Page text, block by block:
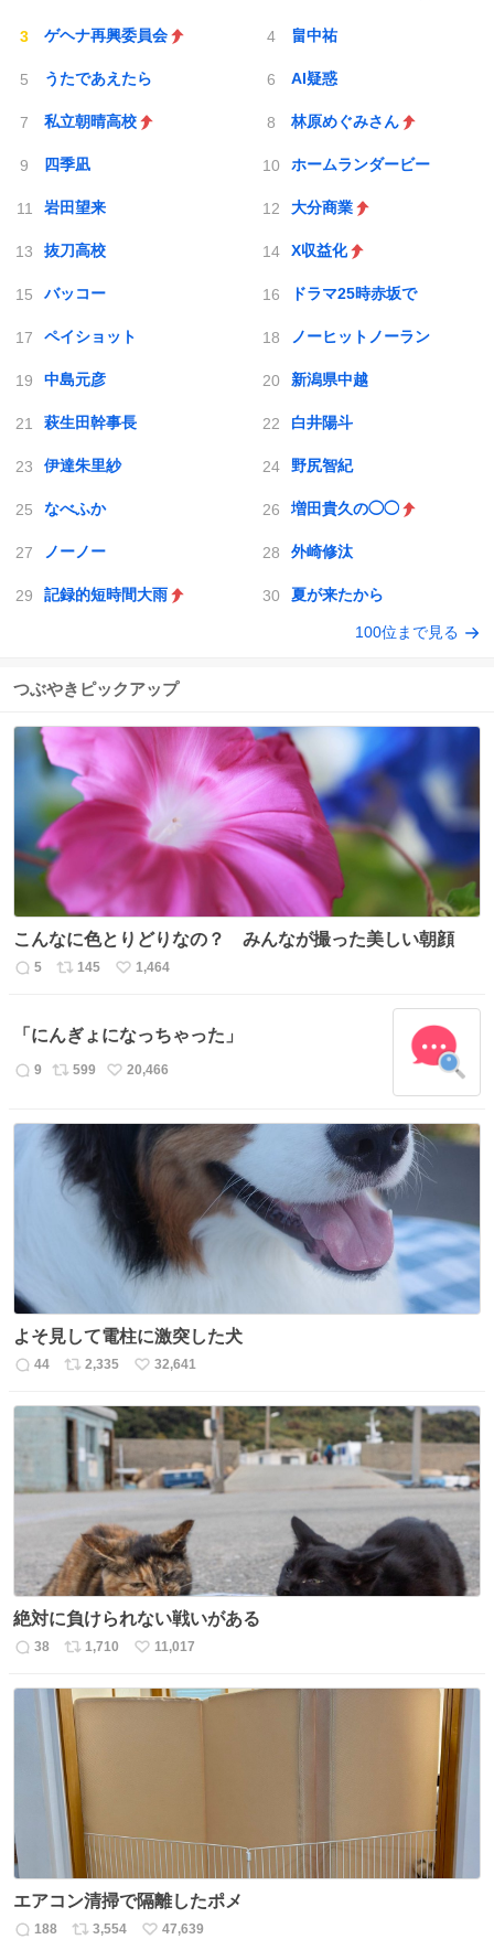
ゲヘナ再興委員会 畠中祐
うたであえたら AI疑惑
私立朝晴高校 林原めぐみさん
四季凪 ホームランダービー
岩田望来 大分商業
抜刀高校 X収益化
バッコー ドラマ25時赤坂で
ペイショット ノーヒットノーラン
中島元彦 新潟県中越
萩生田幹事長 白井陽斗
伊達朱里紗 野尻智紀
なべふか 増田貴久の◯◯
ノーノー 外崎修汰
記録的短時間大雨 夏が来たから
100位まで見る
つぶやきピックアップ
こんなに色とりどりなの？ みんなが撮った美しい朝顔
返
数
5
リ
ス
ト
数
145
い
ね
数
1,464
「にんぎょになっちゃった」
返
数
9
リ
ス
ト
数
599
い
ね
20,466
よそ見して電柱に激突した犬
返
数
44
リ
ス
ト
数
2,335
い
ね
数
32,641
絶対に負けられない戦いがある
返
38
リ
ス
ト
数
1,710
い
ね
11,017
エアコン清掃で隔離したポメ
返
188
リ
3,554
い
47,639